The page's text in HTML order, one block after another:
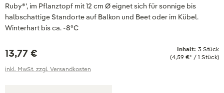
Ruby®', im Pflanztopf mit 12 cm Ø eignet sich für sonnige bis
halbschattige Standorte auf Balkon und Beet oder im Kübel.
Winterhart bis ca. -8°C
13,77 € Inhalt: 3 Stück
(4,59 €* / 1 Stück)
inkl. MwSt. zzgl. Versandkosten